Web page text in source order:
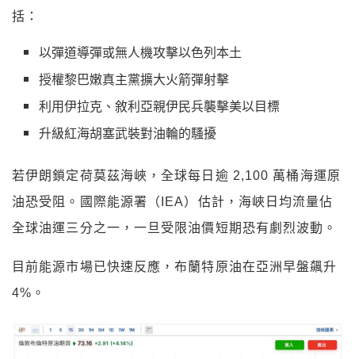
括：
以彈道導彈或無人機攻擊以色列本土
授權黎巴嫩真主黨擴大火箭彈射擊
利用伊拉克、敘利亞親伊民兵襲擊美以目標
升級紅海胡塞武裝對油輪的騷擾
若伊朗鎖定荷莫茲海峽，全球每日逾 2,100 萬桶海運原
油恐受阻。國際能源署（IEA）估計，海峽日均流量佔
全球油運三分之一，一旦受限油價短期恐有劇烈波動。
目前能源市場已快速反應，布蘭特原油在亞洲早盤飆升
4%。